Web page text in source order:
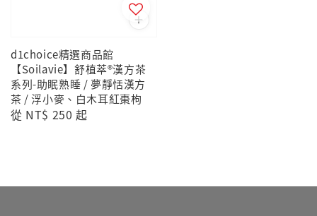
d1choice精選商品館
【Soilavie】舒植萃®漢方茶
系列-助眠熟睡 / 夢靜恬漢方
茶 / 浮小麥、白木耳紅棗枸
Regular
從 NT$ 250 起